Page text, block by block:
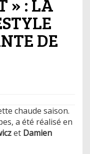
DE
chaude saison.
a été réalisé en
et Damien